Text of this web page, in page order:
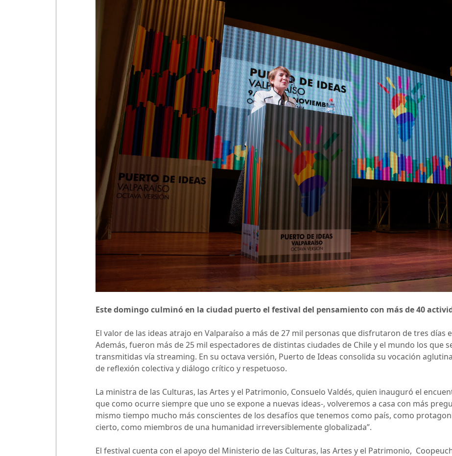
Este domingo culminó en la ciudad puerto el festival del pensamiento con más de 40
El valor de las ideas atrajo en Valparaíso a más de 27 mil personas que disfrutaron de tres días
Además, fueron más de 25 mil espectadores de distintas ciudades de Chile y el mundo los que
transmitidas vía streaming. En su octava versión, Puerto de Ideas consolida su vocación
de reflexión colectiva y diálogo crítico y respetuoso.
La ministra de las Culturas, las Artes y el Patrimonio, Consuelo Valdés, quien inauguró el
que como ocurre siempre que uno se expone a nuevas ideas-, volveremos a casa con más
mismo tiempo mucho más conscientes de los desafíos que tenemos como país, como
cierto, como miembros de una humanidad irreversiblemente globalizada”.
El festival cuenta con el apoyo del Ministerio de las Culturas, las Artes y el Patrimonio,